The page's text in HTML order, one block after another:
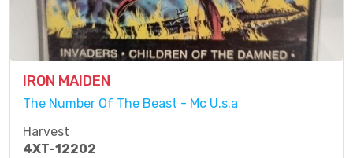
IRON MAIDEN
The Number Of The Beast - Mc U.s.a
Harvest
4XT-12202